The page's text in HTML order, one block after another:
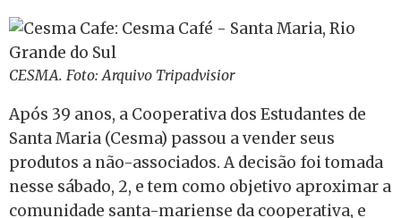
CESMA. Foto: Arquivo Tripadvisior
Após 39 anos, a Cooperativa dos Estudantes de
Santa Maria (Cesma) passou a vender seus
produtos a não-associados. A decisão foi tomada
nesse sábado, 2, e tem como objetivo aproximar a
comunidade santa-mariense da cooperativa, e